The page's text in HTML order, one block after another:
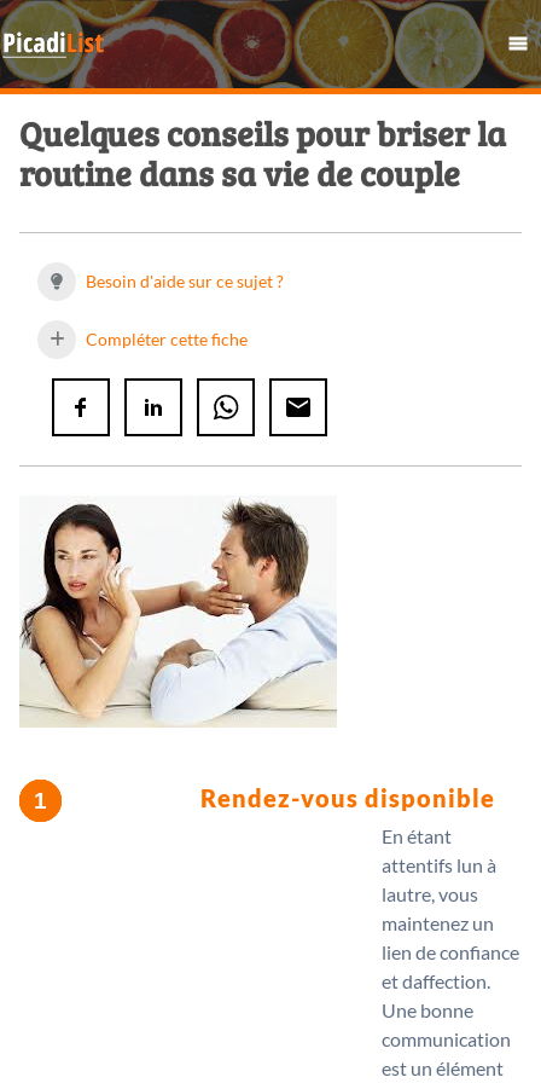
Quelques conseils pour briser la
routine dans sa vie de couple
Besoin d'aide sur ce sujet ?
Compléter cette fiche
Rendez-vous disponible
En étant
attentifs lun à
lautre, vous
maintenez un
lien de confiance
et daffection.
Une bonne
communication
est un élément